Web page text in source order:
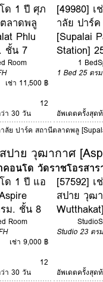
ด 1 ปี ศุภ
ลาดพลู
Phlu
ชั้น 7
Room
เช่า 11,500 ฿
12
า 30 วัน
[49980]
าลัย ปาร์
[Supalai
Station]
1 Bed
1 Bed 25 ตร
อัพเดตครั้งสุด
ย ปาร์ค สถานีตลาดพลู
ปาย วุฒากาศ
คอนโด วัดราชโอรสา
ด 1 ปี แอ
ม. ชั้น 8
Room
เช่า 9,000 ฿
12
า 30 วัน
[57592]
สปาย วุฒ
Studio
Studio 23 ตร
อัพเดตครั้งสุด